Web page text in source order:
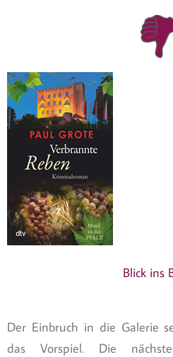
Blick ins
Der Einbruch in die Galerie
das Vorspiel. Die